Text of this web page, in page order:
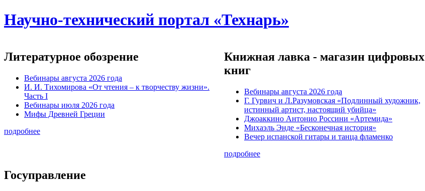
Научно-технический портал «Технарь»
Литературное обозрение
Вебинары августа 2026 года
И. И. Тихомирова «От чтения – к творчеству жизни».
Часть I
Вебинары июля 2026 года
Мифы Древней Греции
подробнее
Книжная лавка - магазин цифровых
книг
Вебинары августа 2026 года
Г. Гурвич и Л.Разумовская «Подлинный художник,
истинный артист, настоящий убийца»
Джоаккино Антонио Россини «Артемида»
Михаэль Энде «Бесконечная история»
Вечер испанской гитары и танца фламенко
подробнее
Госуправление